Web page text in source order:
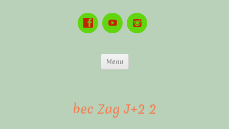
Menu
bec Zag J+2 2